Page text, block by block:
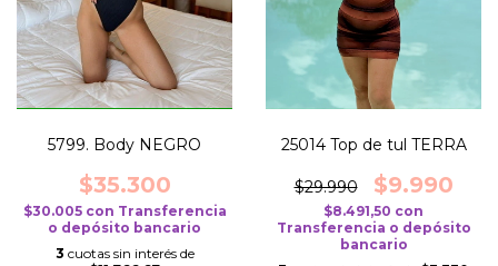
5799. Body NEGRO
$35.300
$30.005 con Transferencia
o depósito bancario
3 cuotas sin interés de
25014 Top de tul TERRA
$29.990 $9.990
$8.491,50 con
Transferencia o depósito
bancario